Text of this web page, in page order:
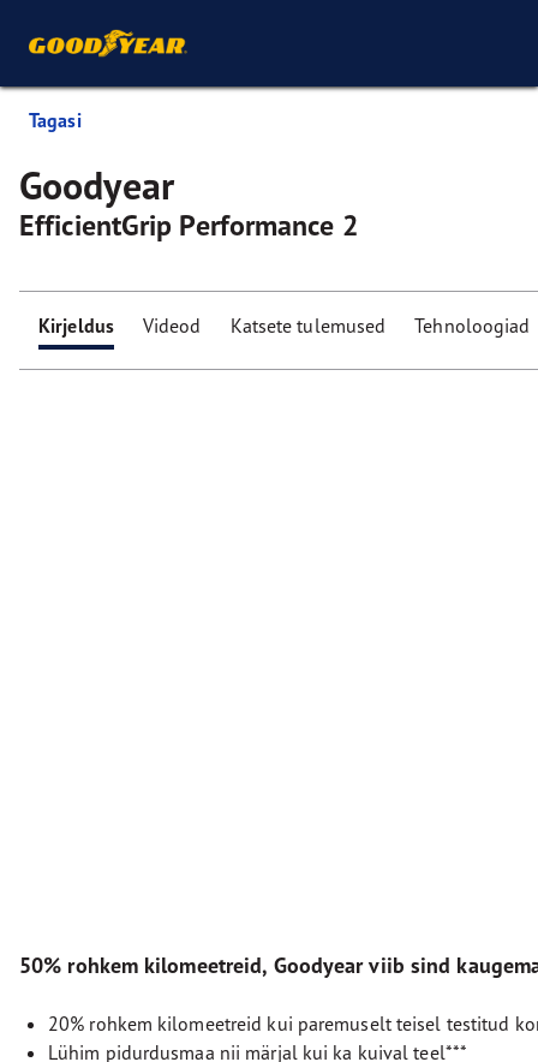
Tagasi
Goodyear
EfficientGrip Performance 2
Kirjeldus Videod Katsete tulemused Tehnoloogiad
50% rohkem kilomeetreid, Goodyear viib sind
20% rohkem kilomeetreid kui paremuselt teisel testitud
Lühim pidurdusmaa nii märjal kui ka kuival teel***